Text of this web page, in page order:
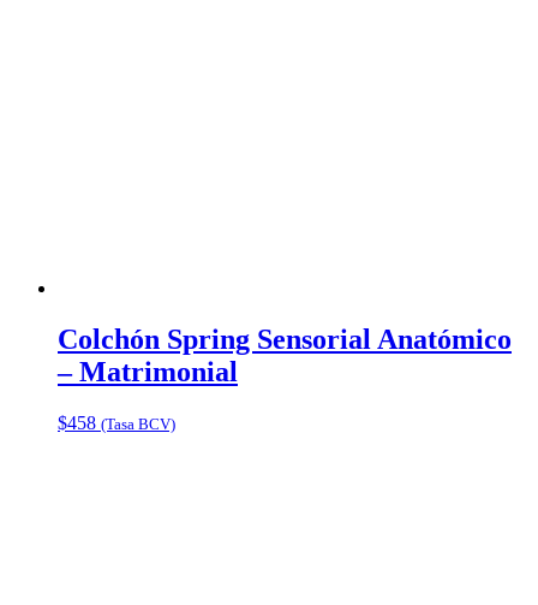
Colchón Spring Sensorial Anatómico
– Matrimonial
$458 (Tasa BCV)